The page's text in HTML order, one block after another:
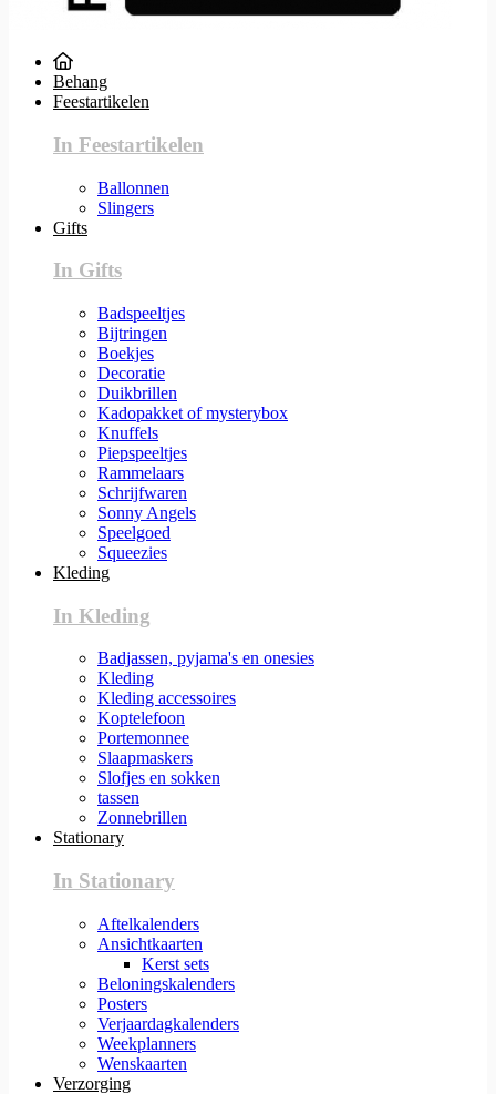
Behang
Feestartikelen
In Feestartikelen
Ballonnen
Slingers
Gifts
In Gifts
Badspeeltjes
Bijtringen
Boekjes
Decoratie
Duikbrillen
Kadopakket of mysterybox
Knuffels
Piepspeeltjes
Rammelaars
Schrijfwaren
Sonny Angels
Speelgoed
Squeezies
Kleding
In Kleding
Badjassen, pyjama's en onesies
Kleding
Kleding accessoires
Koptelefoon
Portemonnee
Slaapmaskers
Slofjes en sokken
tassen
Zonnebrillen
Stationary
In Stationary
Aftelkalenders
Ansichtkaarten
Kerst sets
Beloningskalenders
Posters
Verjaardagkalenders
Weekplanners
Wenskaarten
Verzorging